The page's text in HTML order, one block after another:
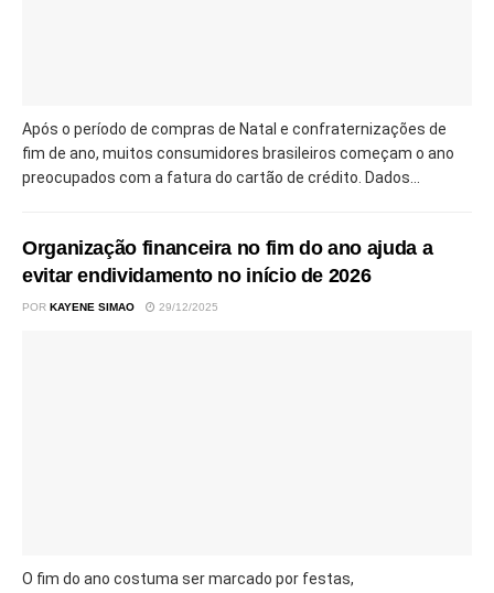
Após o período de compras de Natal e confraternizações de
fim de ano, muitos consumidores brasileiros começam o ano
preocupados com a fatura do cartão de crédito. Dados...
Organização financeira no fim do ano ajuda a
evitar endividamento no início de 2026
POR KAYENE SIMAO 29/12/2025
O fim do ano costuma ser marcado por festas,